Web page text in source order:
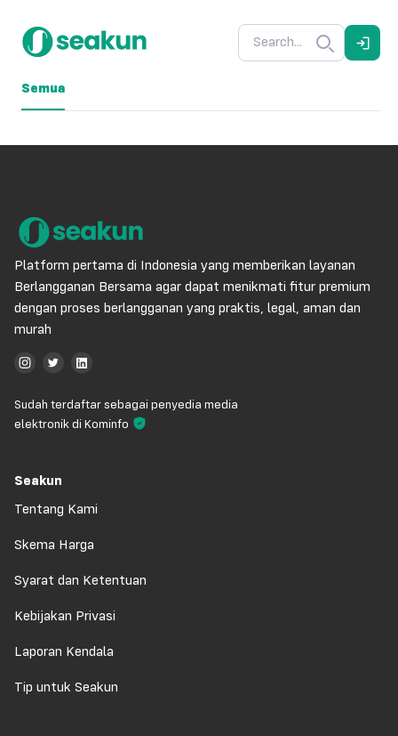
Semua
Platform pertama di Indonesia yang memberikan layanan
Berlangganan Bersama agar dapat menikmati fitur premium
dengan proses berlangganan yang praktis, legal, aman dan
murah
Sudah terdaftar sebagai penyedia media
elektronik di Kominfo
Seakun
Tentang Kami
Skema Harga
Syarat dan Ketentuan
Kebijakan Privasi
Laporan Kendala
Tip untuk Seakun